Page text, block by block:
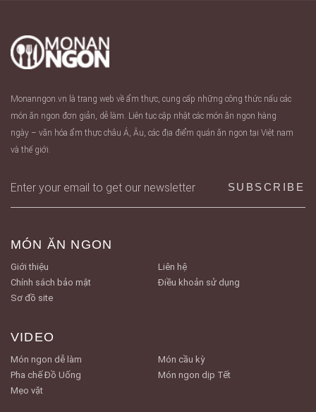
Monanngon.vn là trang web về ẩm thực, cung cấp những công thức nấu các
món ăn ngon đơn giản, dễ làm. Liên tục cập nhật các món ăn ngon hàng
ngày – văn hóa ẩm thực châu Á, Âu, các địa điểm quán ăn ngon tại Việt nam
và thế giới.
MÓN ĂN NGON
Giới thiệu
Liên hệ
Chính sách bảo mật
Điều khoản sử dụng
Sơ đồ site
VIDEO
Món ngon dễ làm
Món cầu kỳ
Pha chế Đồ Uống
Món ngon dịp Tết
Mẹo vặt